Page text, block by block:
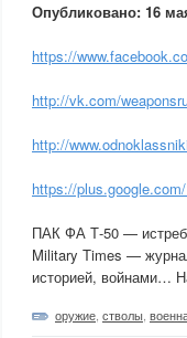
Опубликовано: 16
https://
http://vk.com/
http://
https://
ПАК ФА Т-50 —
Military Times —
историей, войнами…
оружие стволы